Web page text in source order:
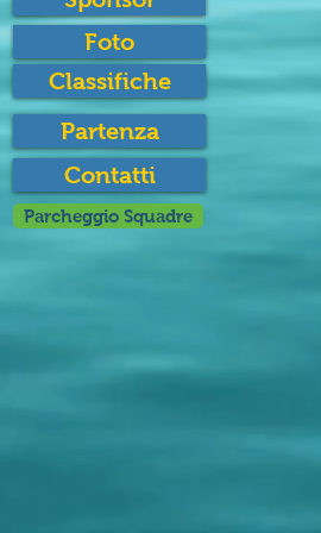
Foto
Classifiche
Partenza
Contatti
Parcheggio Squadre